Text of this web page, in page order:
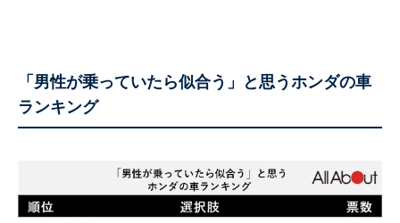
「男性が乗っていたら似合う」と思うホンダの車
ランキング